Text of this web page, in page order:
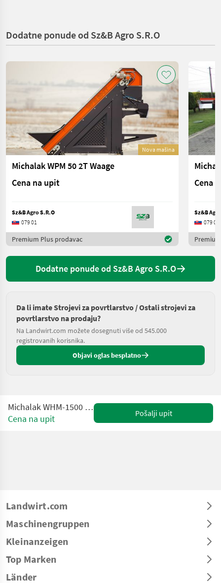
Dodatne ponude od Sz&B Agro S.R.O
Nova mašina
Michalak WPM 50 2T Waage
Cena na upit
Sz&B Agro S.R.O
079 01
Premium Plus prodavac
Cena
Sz&B
079 01
Dodatne ponude od Sz&B Agro S.R.O
Da li imate Strojevi za povrtlarstvo / Ostali strojevi za
povrtlarstvo na prodaju?
Na Landwirt.com možete dosegnuti više od 545.000
registrovanih korisnika.
Objavi oglas besplatno
Michalak WHM-1500 Hydraulic Box Tipper
Cena na upit
Pošalji upit
Landwirt.com
Maschinengruppen
Kleinanzeigen
Top Marken
Länder